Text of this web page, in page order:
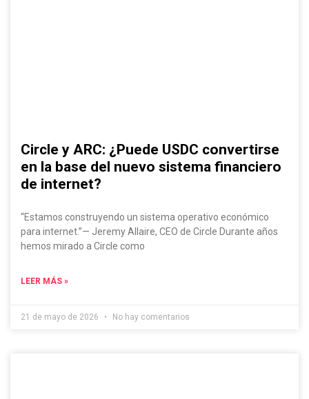
Circle y ARC: ¿Puede USDC convertirse
en la base del nuevo sistema financiero
de internet?
“Estamos construyendo un sistema operativo económico
para internet.”— Jeremy Allaire, CEO de Circle Durante años
hemos mirado a Circle como
LEER MÁS »
21 de mayo de 2026 No hay comentarios